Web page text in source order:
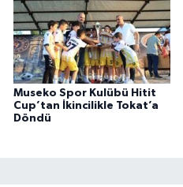
Museko Spor Kulübü Hitit
Cup’tan İkincilikle Tokat’a
Döndü